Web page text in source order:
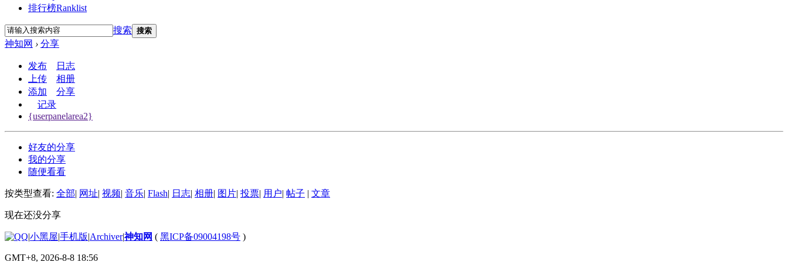
排行榜Ranklist
搜索 搜索
神知网 › 分享
发布
日志
上传
相册
添加
分享
记录
{userpanelarea2}
好友的分享
我的分享
随便看看
按类型查看: 全部| 网址| 视频| 音乐| Flash| 日志| 相册| 图片| 投票| 用户| 帖子 | 文章
现在还没分享
|小黑屋|手机版|Archiver|神知网 ( 黑ICP备09004198号 )
GMT+8, 2026-8-8 18:56